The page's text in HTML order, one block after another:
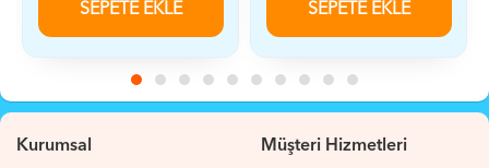
SEPETE EKLE SEPETE EKLE
Kurumsal Müşteri Hizmetleri